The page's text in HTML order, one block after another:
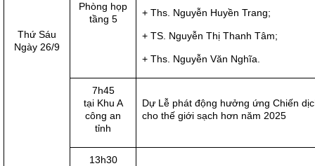
Thứ Sáu
Ngày 26/9
Phòng họp
tầng 5
+ Ths. Nguyễn Huyền Trang;
+ TS. Nguyễn Thị Thanh Tâm;
+ Ths. Nguyễn Văn Nghĩa.
7h45
tại Khu A
công an
tỉnh
Dự Lễ phát động hưởng ứng Chiến
cho thế giới sạch hơn năm 2025
13h30